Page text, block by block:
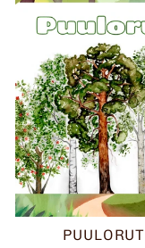
PUULORUT